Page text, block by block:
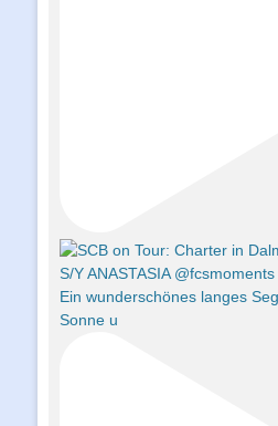
Ein wunderschönes langes
Sonne u